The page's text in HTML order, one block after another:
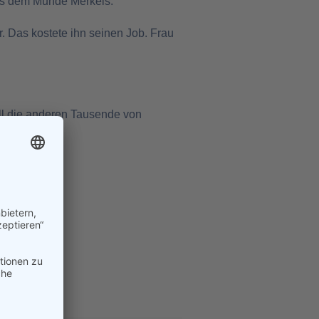
Das kostete ihn seinen Job. Frau
die anderen Tausende von